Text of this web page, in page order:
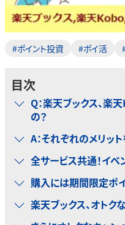
#ポイント投資 #ポイ活
目次
Q：楽天ブックス、楽
の？
A：それぞれのメリッ
全サービス共通！イベ
購入には期間限定ポ
楽天ブックス、オトク